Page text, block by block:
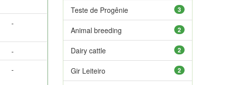
-
-
-
3
Teste de Progênie
2
Animal breeding
2
Dairy cattle
2
Gir Leiteiro